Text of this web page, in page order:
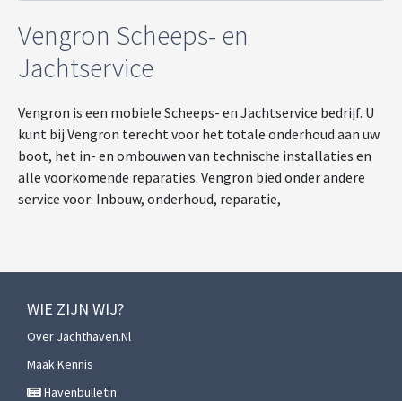
Vengron Scheeps- en
Jachtservice
Vengron is een mobiele Scheeps- en Jachtservice bedrijf. U
kunt bij Vengron terecht voor het totale onderhoud aan uw
boot, het in- en ombouwen van technische installaties en
alle voorkomende reparaties. Vengron bied onder andere
service voor: Inbouw, onderhoud, reparatie,
WIE ZIJN WIJ?
Over Jachthaven.nl
Maak Kennis
Havenbulletin